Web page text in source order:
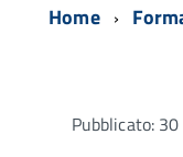
Home
Pubblicato: